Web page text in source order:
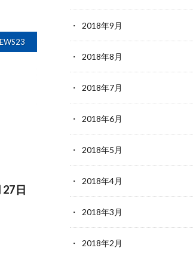
日
2018年9月
2018年8月
2018年7月
2018年6月
2018年5月
2018年4月
2018年3月
2018年2月